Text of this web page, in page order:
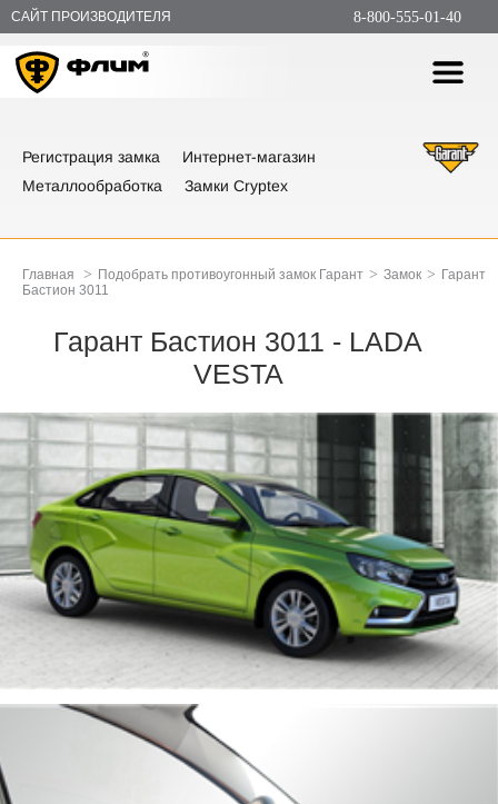
САЙТ ПРОИЗВОДИТЕЛЯ 8-800-555-01-40
Регистрация замка
Интернет-магазин
Металлообработка
Замки Cryptex
Главная > Подобрать противоугонный замок Гарант > Замок > Гарант
Бастион 3011
Гарант Бастион 3011 - LADA
VESTA